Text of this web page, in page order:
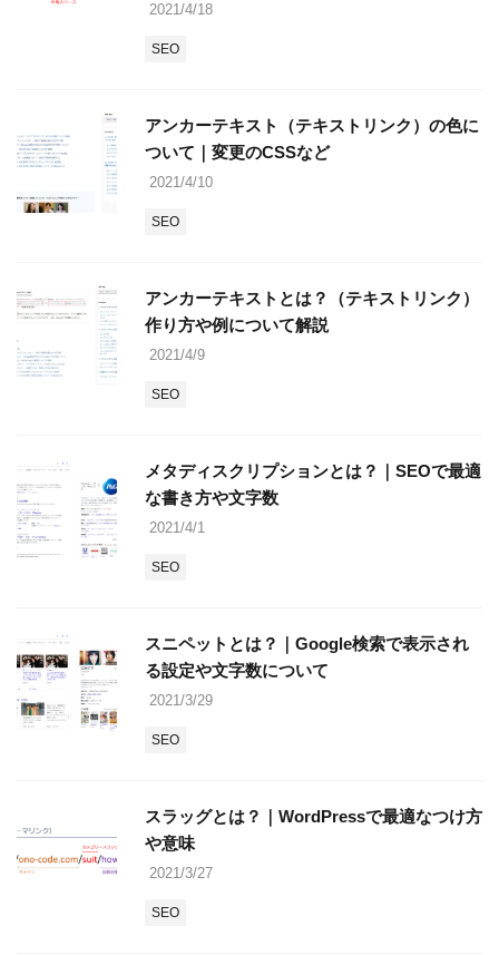
2021/4/18
SEO
アンカーテキスト（テキストリンク）の色に
ついて｜変更のCSSなど
2021/4/10
SEO
アンカーテキストとは？（テキストリンク）
作り方や例について解説
2021/4/9
SEO
メタディスクリプションとは？｜SEOで最適
な書き方や文字数
2021/4/1
SEO
スニペットとは？｜Google検索で表示され
る設定や文字数について
2021/3/29
SEO
スラッグとは？｜WordPressで最適なつけ方
や意味
2021/3/27
SEO